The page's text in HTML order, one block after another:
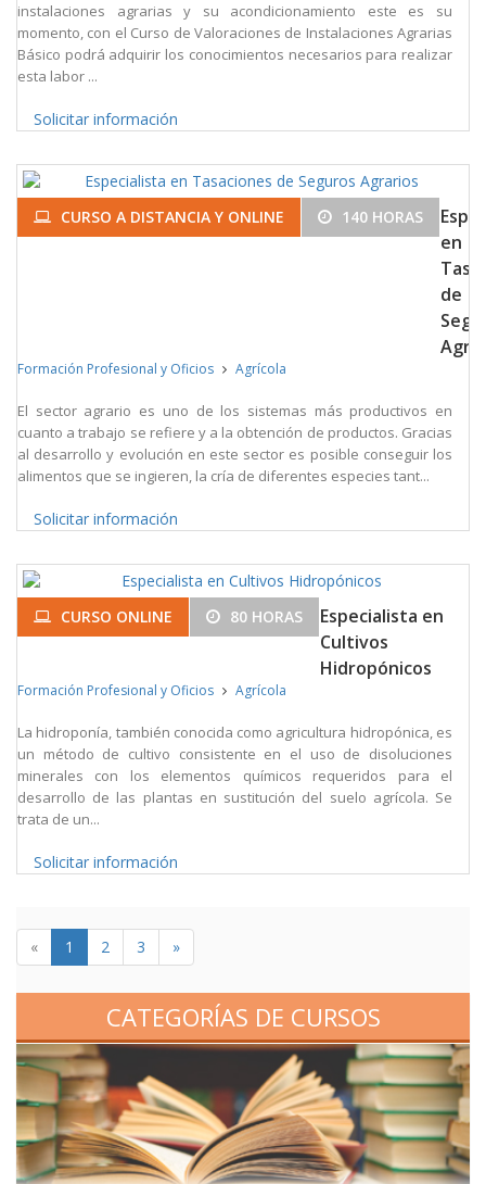
instalaciones agrarias y su acondicionamiento este es su
momento, con el Curso de Valoraciones de Instalaciones Agrarias
Básico podrá adquirir los conocimientos necesarios para realizar
esta labor ...
Solicitar información
CURSO A DISTANCIA Y ONLINE 140 HORAS
en
de
Formación Profesional y Oficios Agrícola
El sector agrario es uno de los sistemas más productivos en
cuanto a trabajo se refiere y a la obtención de productos. Gracias
al desarrollo y evolución en este sector es posible conseguir los
alimentos que se ingieren, la cría de diferentes especies tant...
Solicitar información
CURSO ONLINE 80 HORAS
Especialista en
Cultivos
Hidropónicos
Formación Profesional y Oficios Agrícola
La hidroponía, también conocida como agricultura hidropónica, es
un método de cultivo consistente en el uso de disoluciones
minerales con los elementos químicos requeridos para el
desarrollo de las plantas en sustitución del suelo agrícola. Se
trata de un...
Solicitar información
« 1 2 3 »
CATEGORÍAS DE CURSOS